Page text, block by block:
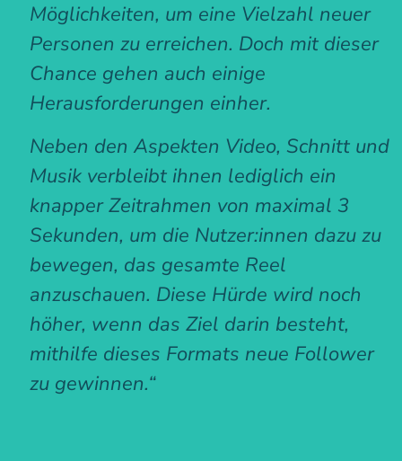
Möglichkeiten, um eine Vielzahl neuer
Personen zu erreichen. Doch mit dieser
Chance gehen auch einige
Herausforderungen einher.
Neben den Aspekten Video, Schnitt und
Musik verbleibt ihnen lediglich ein
knapper Zeitrahmen von maximal 3
Sekunden, um die Nutzer:innen dazu zu
bewegen, das gesamte Reel
anzuschauen. Diese Hürde wird noch
höher, wenn das Ziel darin besteht,
mithilfe dieses Formats neue Follower
zu gewinnen.“